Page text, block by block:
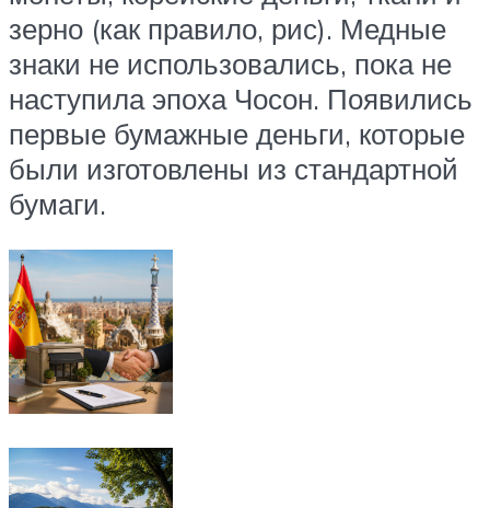
зерно (как правило, рис). Медные
знаки не использовались, пока не
наступила эпоха Чосон. Появились
первые бумажные деньги, которые
были изготовлены из стандартной
бумаги.